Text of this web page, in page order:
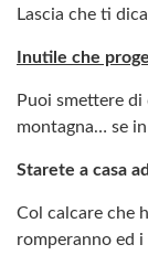
Lascia che ti
Inutile che
Puoi smettere di
montagna… se
Starete a casa
Col calcare che
romperanno ed